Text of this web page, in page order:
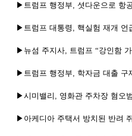
▶트럼프 행정부, 셧다운으로 항
▶트럼프 대통령 , 핵실험 재개 언
▶뉴섬 주지사, 트럼프 “강인함
▶트럼프 행정부, 학자금 대출 구
▶시미밸리 , 영화관 주차장 혐오
▶아케디아 주택서 방치된 반려